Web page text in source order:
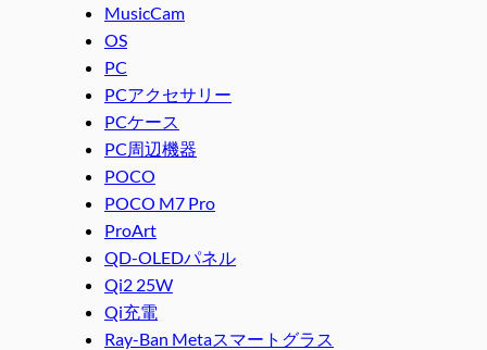
MusicCam
OS
PC
PCアクセサリー
PCケース
PC周辺機器
POCO
POCO M7 Pro
ProArt
QD-OLEDパネル
Qi2 25W
Qi充電
Ray-Ban Metaスマートグラス